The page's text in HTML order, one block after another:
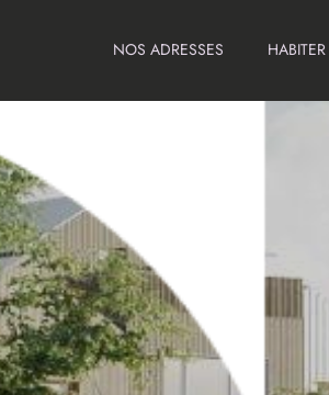
NOS ADRESSES HABITER